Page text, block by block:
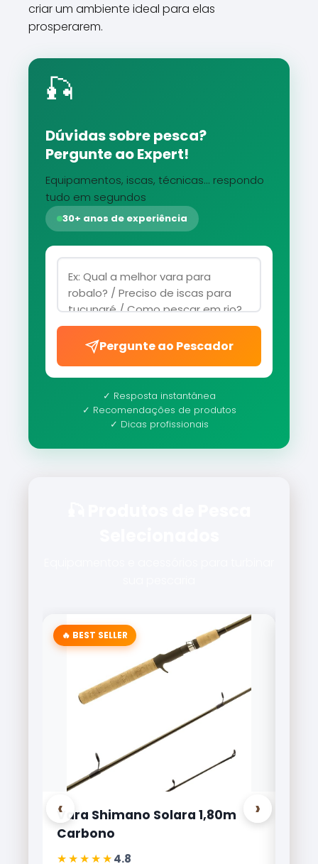
criar um ambiente ideal para elas
prosperarem.
🎣
Dúvidas sobre pesca?
Pergunte ao Expert!
Equipamentos, iscas, técnicas... respondo
tudo em segundos
30+ anos de experiência
Pergunte ao Pescador
✓ Resposta instantânea
✓ Recomendações de produtos
✓ Dicas profissionais
‹
Solara 1,80m
Carretilha Marine
›